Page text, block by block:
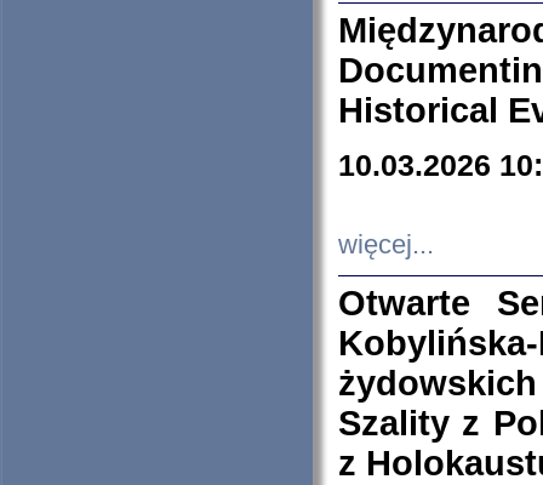
Historical
10.03.2026
więcej...
Otwarte
Szality z
z